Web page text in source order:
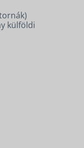
külföldi